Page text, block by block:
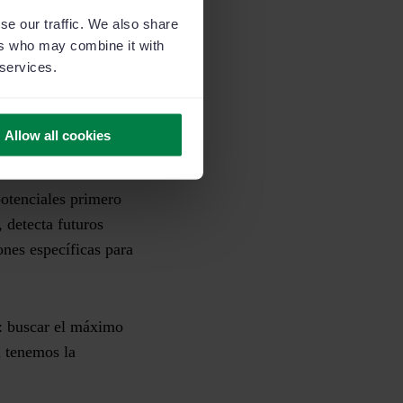
our traffic. We also share
who may combine it with
Allow all cookies
primero
futuros
específicas para
buscar el máximo
la